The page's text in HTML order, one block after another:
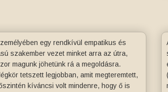
egy rendkívül empatikus és
szakember vezet minket arra az útra,
magunk jöhetünk rá a megoldásra.
tetszett legjobban, amit megteremtett,
kíváncsi volt mindenre, hogy ő is